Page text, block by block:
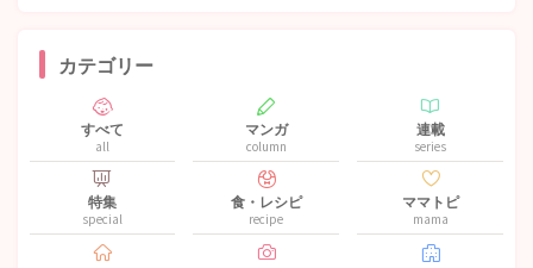
カテゴリー
すべて
all
マンガ
column
連載
series
特集
special
食・レシピ
recipe
ママトピ
mama